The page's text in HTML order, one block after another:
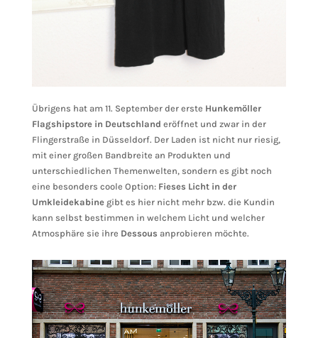
Übrigens hat am 11. September der erste Hunkemöller
Flagshipstore in Deutschland eröffnet und zwar in der
Flingerstraße in Düsseldorf. Der Laden ist nicht nur riesig,
mit einer großen Bandbreite an Produkten und
unterschiedlichen Themenwelten, sondern es gibt noch
eine besonders coole Option: Fieses Licht in der
Umkleidekabinegibt es hier nicht mehr bzw. die Kundin
kann selbst bestimmen in welchem Licht und welcher
Atmosphäre sie ihre Dessous anprobieren möchte.